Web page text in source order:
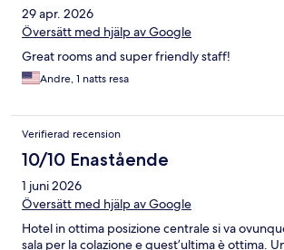
29 apr. 2026
Översätt med hjälp av Google
Great rooms and super friendly staff!
Andre, 1 natts resa
Verifierad recension
10/10 Enastående
1 juni 2026
Översätt med hjälp av Google
Hotel in ottima posizione centrale si va
sala per la colazione e quest’ultima è ottima.